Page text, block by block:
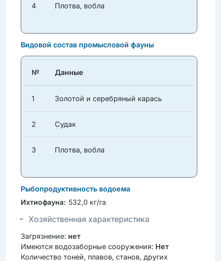
4 Плотва, вобла
Видовой состав промысловой фауны
№ Данные
1 Золотой и серебряный карась
2 Судак
3 Плотва, вобла
Рыбопродуктивность водоема
Ихтиофауна: 532,0 кг/га
Хозяйственная характеристика
Загрязнение: нет
Имеются водозаборные сооружения: Нет
Количество тоней, плавов, станов, других